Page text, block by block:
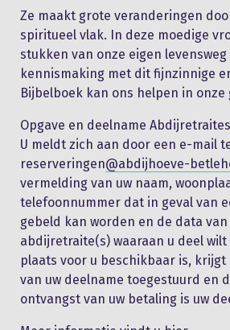
Ze maakt grote veranderingen
spiritueel vlak. In deze moedige
stukken van onze eigen
kennismaking met dit fijnzinnige
Bijbelboek kan ons helpen in onze
Opgave en deelname Abdijretraites
U meldt zich aan door een e-mail
reserveringen@abdijhoeve-
vermelding van uw naam,
telefoonnummer dat in geval van
gebeld kan worden en de data van
abdijretraite(s) waaraan u deel wilt
plaats voor u beschikbaar is, krijgt
van uw deelname toegestuurd en
ontvangst van uw betaling is uw